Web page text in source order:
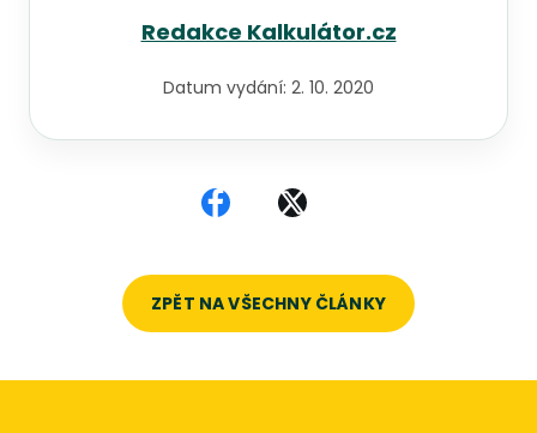
Redakce Kalkulátor.cz
Datum vydání: 2. 10. 2020
Sdílet na Facebooku
Sdílet na X
ZPĚT NA VŠECHNY ČLÁNKY